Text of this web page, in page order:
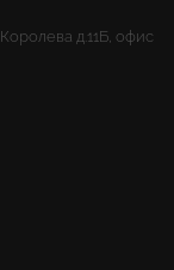
д.11Б, офис